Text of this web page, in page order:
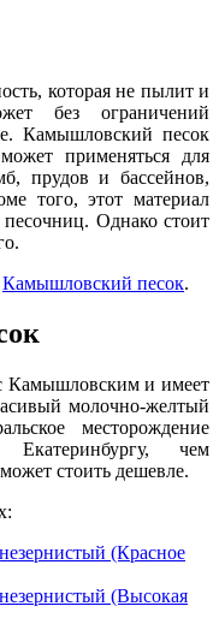
которая не пылит и
без ограничений
Камышловский песок
применяться для
прудов и бассейнов,
того, этот материал
Однако стоит
Камышловский песок.
Камышловским и имеет
молочно-желтый
месторождение
чем
стоить дешевле.
(Красное
(Высокая